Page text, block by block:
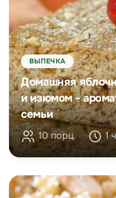
ВЫПЕЧКА
Домашняя
и изюмом -
семьи
10 порц. 1